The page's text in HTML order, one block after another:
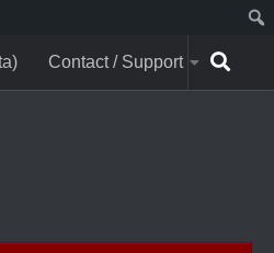
Contact / Support